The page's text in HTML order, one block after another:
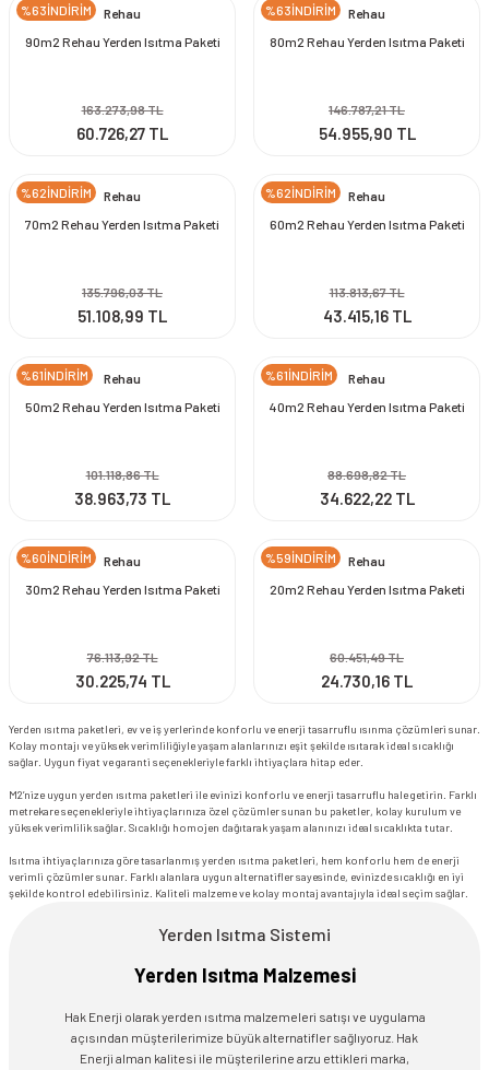
%63İNDİRİM
Rehau
90m2 Rehau Yerden Isıtma Paketi
163.273,98 TL
60.726,27 TL
%63İNDİRİM
Rehau
80m2 Rehau Yerden Isıtma Paketi
146.787,21 TL
54.955,90 TL
%62İNDİRİM
Rehau
70m2 Rehau Yerden Isıtma Paketi
135.796,03 TL
51.108,99 TL
%62İNDİRİM
Rehau
60m2 Rehau Yerden Isıtma Paketi
113.813,67 TL
43.415,16 TL
%61İNDİRİM
Rehau
50m2 Rehau Yerden Isıtma Paketi
101.118,86 TL
38.963,73 TL
%61İNDİRİM
Rehau
40m2 Rehau Yerden Isıtma Paketi
88.698,82 TL
34.622,22 TL
%60İNDİRİM
Rehau
30m2 Rehau Yerden Isıtma Paketi
76.113,92 TL
30.225,74 TL
%59İNDİRİM
Rehau
20m2 Rehau Yerden Isıtma Paketi
60.451,49 TL
24.730,16 TL
Yerden ısıtma paketleri, ev ve iş yerlerinde konforlu ve enerji tasarruflu ısınma çözümleri sunar.
Kolay montajı ve yüksek verimliliğiyle yaşam alanlarınızı eşit şekilde ısıtarak ideal sıcaklığı
sağlar. Uygun fiyat ve garanti seçenekleriyle farklı ihtiyaçlara hitap eder.
M2’nize uygun yerden ısıtma paketleri ile evinizi konforlu ve enerji tasarruflu hale getirin. Farklı
metrekare seçenekleriyle ihtiyaçlarınıza özel çözümler sunan bu paketler, kolay kurulum ve
yüksek verimlilik sağlar. Sıcaklığı homojen dağıtarak yaşam alanınızı ideal sıcaklıkta tutar.
Isıtma ihtiyaçlarınıza göre tasarlanmış yerden ısıtma paketleri, hem konforlu hem de enerji
verimli çözümler sunar. Farklı alanlara uygun alternatifler sayesinde, evinizde sıcaklığı en iyi
şekilde kontrol edebilirsiniz. Kaliteli malzeme ve kolay montaj avantajıyla ideal seçim sağlar.
Yerden Isıtma Sistemi
Yerden Isıtma Malzemesi
Hak Enerji olarak yerden ısıtma malzemeleri satışı ve uygulama
açısından müşterilerimize büyük alternatifler sağlıyoruz. Hak
Enerji alman kalitesi ile müşterilerine arzu ettikleri marka,